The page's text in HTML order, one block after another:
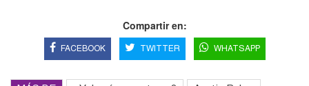
Compartir en:
FACEBOOK TWITTER WHATSAPP